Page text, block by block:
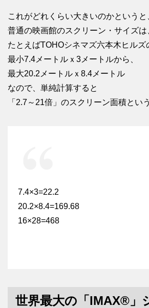
これがどれくらい大きいのかというと
普通の映画館のスクリーン・サイズは
たとえばTOHOシネマズ六本木ヒルズ
最小7.4メートルｘ3メートルから、
最大20.2メートルｘ8.4メートル
なので、単純計算すると
「2.7～21倍」のスクリーン面積とい
7.4×3=22.2
20.2×8.4=169.68
16×28=468
世界最大の「IMAX®」